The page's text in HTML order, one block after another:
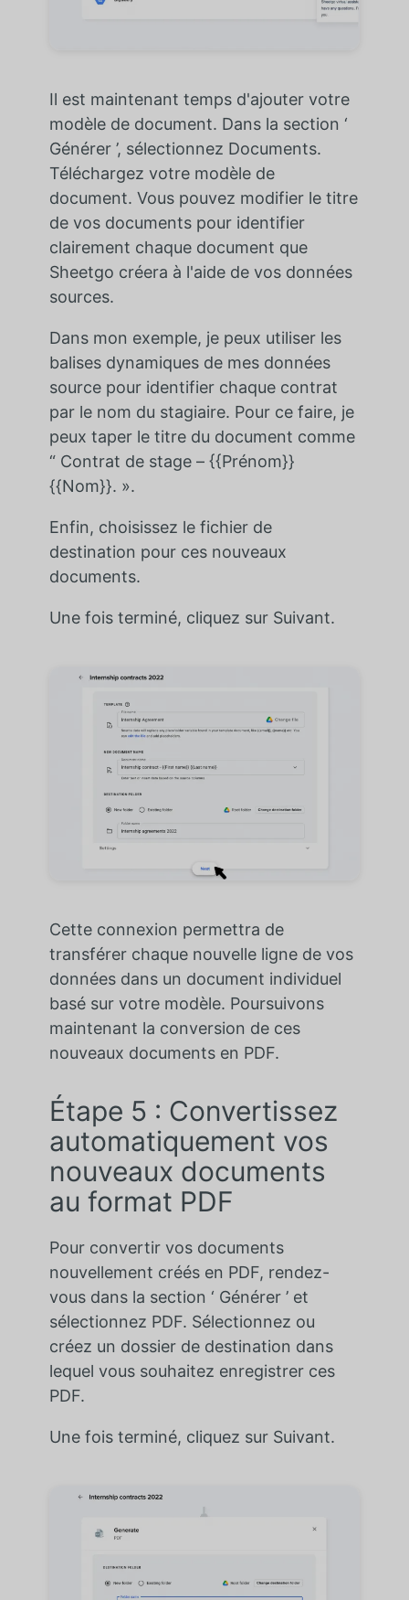
Il est maintenant temps d'ajouter votre
modèle de document. Dans la section ‘
Générer ’, sélectionnez Documents.
Téléchargez votre modèle de
document. Vous pouvez modifier le titre
de vos documents pour identifier
clairement chaque document que
Sheetgo créera à l'aide de vos données
sources.
Dans mon exemple, je peux utiliser les
balises dynamiques de mes données
source pour identifier chaque contrat
par le nom du stagiaire. Pour ce faire, je
peux taper le titre du document comme
“ Contrat de stage – {{Prénom}}
{{Nom}}. ».
Enfin, choisissez le fichier de
destination pour ces nouveaux
documents.
Une fois terminé, cliquez sur Suivant.
Cette connexion permettra de
transférer chaque nouvelle ligne de vos
données dans un document individuel
basé sur votre modèle. Poursuivons
maintenant la conversion de ces
nouveaux documents en PDF.
Étape 5 : Convertissez
automatiquement vos
nouveaux documents
au format PDF
Pour convertir vos documents
nouvellement créés en PDF, rendez-
vous dans la section ‘ Générer ’ et
sélectionnez PDF. Sélectionnez ou
créez un dossier de destination dans
lequel vous souhaitez enregistrer ces
PDF.
Une fois terminé, cliquez sur Suivant.